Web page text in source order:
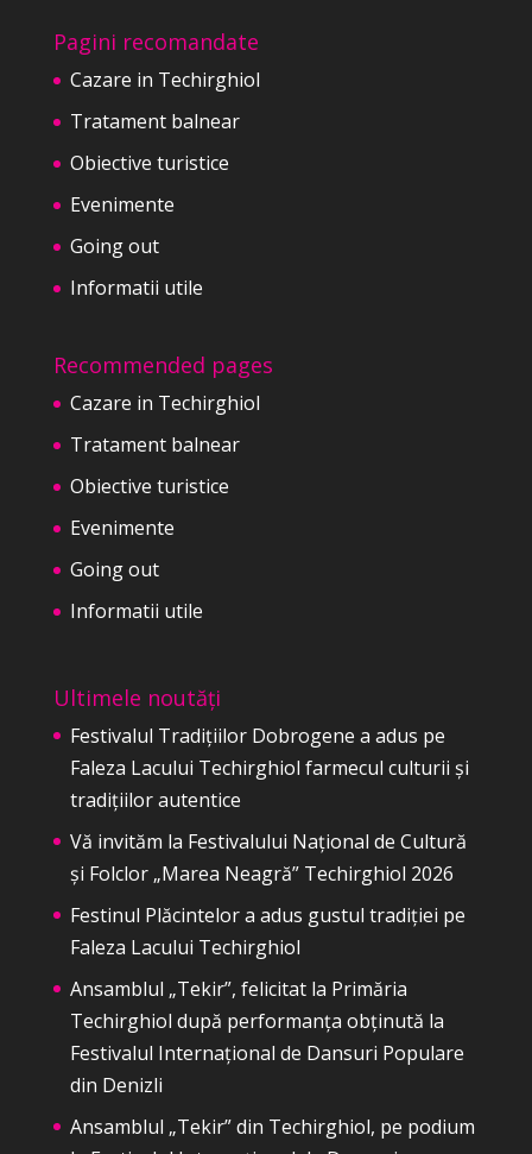
Pagini recomandate
Cazare in Techirghiol
Tratament balnear
Obiective turistice
Evenimente
Going out
Informatii utile
Recommended pages
Cazare in Techirghiol
Tratament balnear
Obiective turistice
Evenimente
Going out
Informatii utile
Ultimele noutăți
Festivalul Tradițiilor Dobrogene a adus pe
Faleza Lacului Techirghiol farmecul culturii și
tradițiilor autentice
Vă invităm la Festivalului Național de Cultură
și Folclor „Marea Neagră” Techirghiol 2026
Festinul Plăcintelor a adus gustul tradiției pe
Faleza Lacului Techirghiol
Ansamblul „Tekir”, felicitat la Primăria
Techirghiol după performanța obținută la
Festivalul Internațional de Dansuri Populare
din Denizli
Ansamblul „Tekir” din Techirghiol, pe podium